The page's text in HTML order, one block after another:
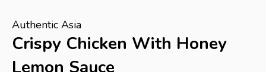
Authentic Asia
Crispy Chicken With Honey
Lemon Sauce